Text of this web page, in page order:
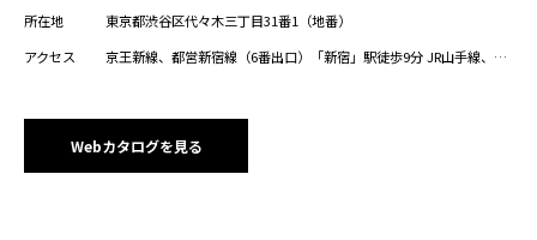
所在地
東京都渋谷区代々木三丁目31番1（地番）
アクセス
京王新線、都営新宿線（6番出口）「新宿」駅徒歩9分 JR山手線、JR
電鉄小田原線「参宮橋」駅徒歩8分 小田急電鉄小田原線「南新宿」駅
徒歩9分 JR山手線、JR中央・総武線、都営大江戸線「代々木」駅徒
歩11分
Webカタログを見る